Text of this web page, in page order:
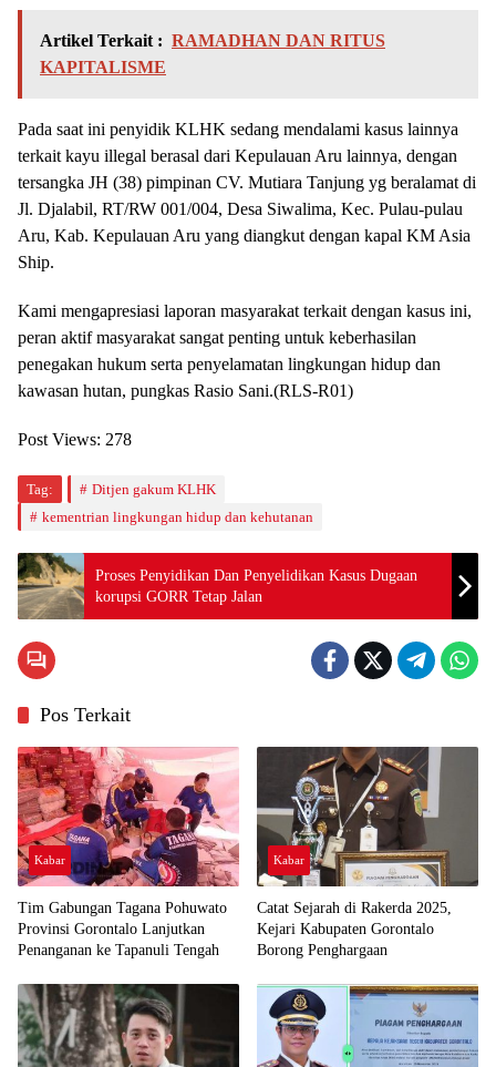
Artikel Terkait : RAMADHAN DAN RITUS
KAPITALISME
Pada saat ini penyidik KLHK sedang mendalami kasus lainnya
terkait kayu illegal berasal dari Kepulauan Aru lainnya, dengan
tersangka JH (38) pimpinan CV. Mutiara Tanjung yg beralamat di
Jl. Djalabil, RT/RW 001/004, Desa Siwalima, Kec. Pulau-pulau
Aru, Kab. Kepulauan Aru yang diangkut dengan kapal KM Asia
Ship.
Kami mengapresiasi laporan masyarakat terkait dengan kasus ini,
peran aktif masyarakat sangat penting untuk keberhasilan
penegakan hukum serta penyelamatan lingkungan hidup dan
kawasan hutan, pungkas Rasio Sani.(RLS-R01)
Post Views: 278
Tag:
Ditjen gakum KLHK
kementrian lingkungan hidup dan kehutanan
Proses Penyidikan Dan Penyelidikan Kasus Dugaan
korupsi GORR Tetap Jalan
Pos Terkait
Kabar
Tim Gabungan Tagana Pohuwato
Provinsi Gorontalo Lanjutkan
Penanganan ke Tapanuli Tengah
Kabar
Catat Sejarah di Rakerda 2025,
Kejari Kabupaten Gorontalo
Borong Penghargaan